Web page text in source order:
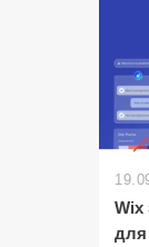
Wix
для